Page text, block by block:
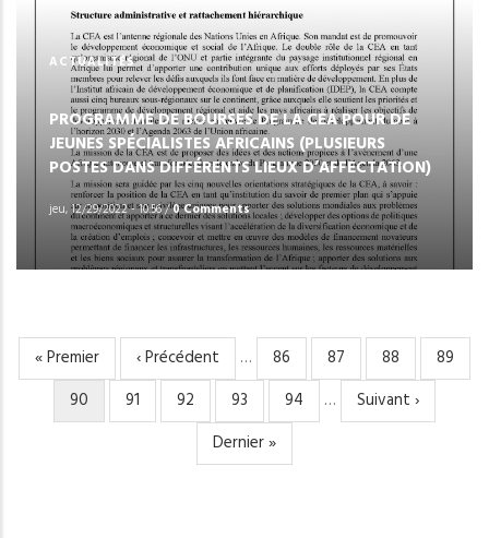
ACTUALITÉS
PROGRAMME DE BOURSES DE LA CEA POUR DE
JEUNES SPÉCIALISTES AFRICAINS (PLUSIEURS
POSTES DANS DIFFÉRENTS LIEUX D’AFFECTATION)
jeu, 12/29/2022 - 10:56/0 Comments
PAGINATION
Première
page
« Premier
Page
précédente
‹ Précédent … Page
86 Page
87 Page
88 Page
89
Page
courante
90 Page
91 Page
92 Page
93 Page
94 …
Page
suivante
Suivant ›
Dernière
page
Dernier »